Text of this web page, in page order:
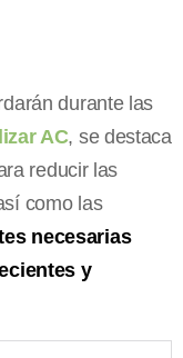
durante las
AC, se destaca
reducir las
como las
necesarias
y